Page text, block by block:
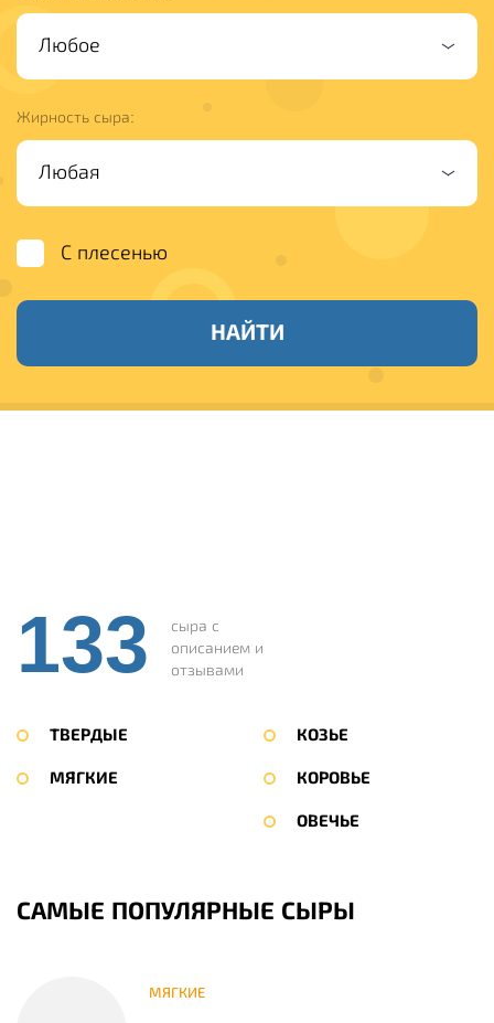
Жирность сыра:
С плесенью
НАЙТИ
133
сыра с
описанием и
отзывами
ТВЕРДЫЕ
МЯГКИЕ
КОЗЬЕ
КОРОВЬЕ
ОВЕЧЬЕ
САМЫЕ ПОПУЛЯРНЫЕ СЫРЫ
МЯГКИЕ